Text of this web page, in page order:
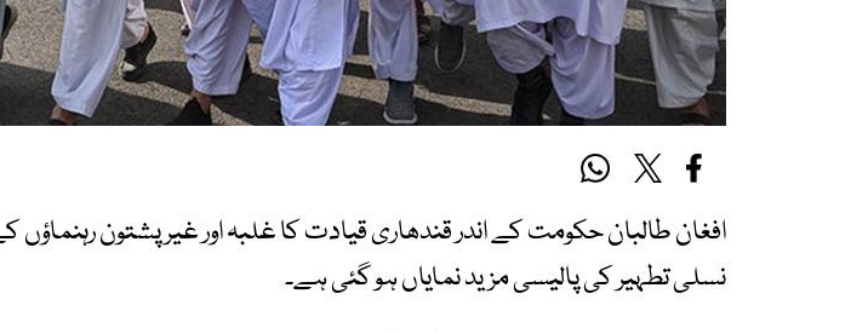
افغان طالبان حکومت کے اندر قندھاری قیادت کا غلبہ اور غیر پشتون
نسلی تطہیر کی پالیسی مزید نمایاں ہو گئی ہے۔